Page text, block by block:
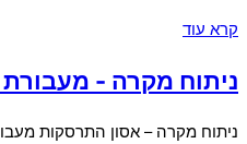
קרא עוד
ניתוח מקרה - מעבורת
ניתוח מקרה – אסון התרסקות